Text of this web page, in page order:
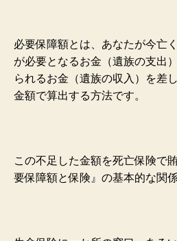
必要保障額とは、あなたが今亡
が必要となるお金（遺族の支出
られるお金（遺族の収入）を差
金額で算出する方法です。
この不足した金額を死亡保険で
要保障額と保険』の基本的な関